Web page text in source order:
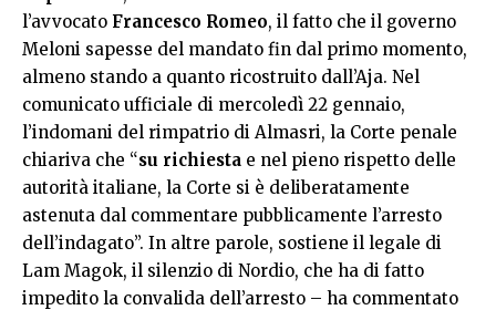
l’avvocato Francesco Romeo, il fatto che il governo
Meloni sapesse del mandato fin dal primo momento,
almeno stando a quanto ricostruito dall’Aja. Nel
comunicato ufficiale di mercoledì 22 gennaio,
l’indomani del rimpatrio di Almasri, la Corte penale
chiariva che “su richiesta e nel pieno rispetto delle
autorità italiane, la Corte si è deliberatamente
astenuta dal commentare pubblicamente l’arresto
dell’indagato”. In altre parole, sostiene il legale di
Lam Magok, il silenzio di Nordio, che ha di fatto
impedito la convalida dell’arresto – ha commentato